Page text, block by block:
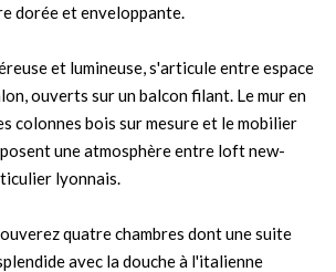
dorée et enveloppante.
et lumineuse, s'articule entre espace
ouverts sur un balcon filant. Le mur en
colonnes bois sur mesure et le mobilier
une atmosphère entre loft new-
lyonnais.
quatre chambres dont une suite
avec la douche à l'italienne